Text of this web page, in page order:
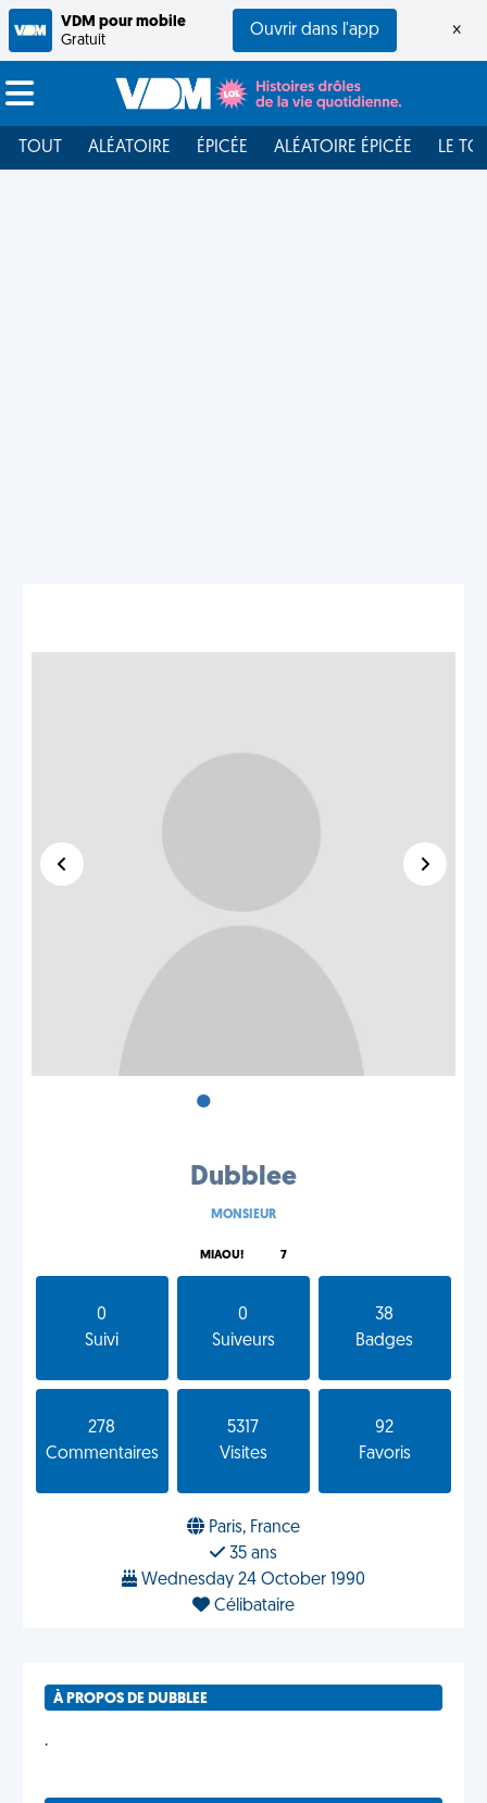
VDM pour mobile
Gratuit
Ouvrir dans l'app ×
TOUT ALÉATOIRE ÉPICÉE ALÉATOIRE ÉPICÉE LE
•
Dubblee
MONSIEUR
MIAOU! 7
0
Suivi
0
Suiveurs
38
Badges
278
Commentaires
5317
Visites
92
Favoris
Paris, France
35 ans
Wednesday 24 October 1990
Célibataire
À PROPOS DE DUBBLEE
.